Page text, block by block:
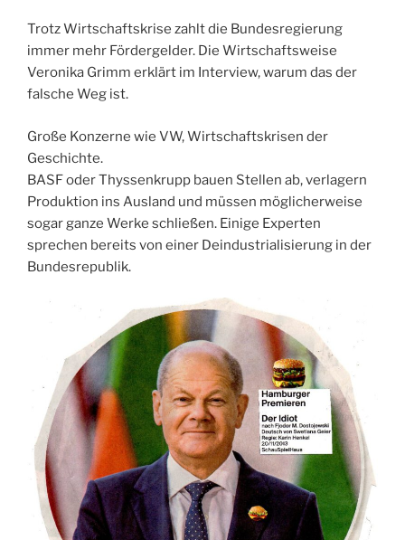
Trotz Wirtschaftskrise zahlt die Bundesregierung
immer mehr Fördergelder. Die Wirtschaftsweise
Veronika Grimm erklärt im Interview, warum das der
falsche Weg ist.
Große Konzerne wie VW, Wirtschaftskrisen der
Geschichte.
BASF oder Thyssenkrupp bauen Stellen ab, verlagern
Produktion ins Ausland und müssen möglicherweise
sogar ganze Werke schließen. Einige Experten
sprechen bereits von einer Deindustrialisierung in der
Bundesrepublik.